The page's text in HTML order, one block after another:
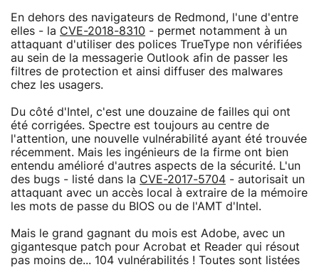
En dehors des navigateurs de Redmond, l'une d'entre
elles - la CVE-2018-8310 - permet notamment à un
attaquant d'utiliser des polices TrueType non vérifiées
au sein de la messagerie Outlook afin de passer les
filtres de protection et ainsi diffuser des malwares
chez les usagers.
Du côté d'Intel, c'est une douzaine de failles qui ont
été corrigées. Spectre est toujours au centre de
l'attention, une nouvelle vulnérabilité ayant été trouvée
récemment. Mais les ingénieurs de la firme ont bien
entendu amélioré d'autres aspects de la sécurité. L'un
des bugs - listé dans la CVE-2017-5704 - autorisait un
attaquant avec un accès local à extraire de la mémoire
les mots de passe du BIOS ou de l'AMT d'Intel.
Mais le grand gagnant du mois est Adobe, avec un
gigantesque patch pour Acrobat et Reader qui résout
pas moins de... 104 vulnérabilités ! Toutes sont listées